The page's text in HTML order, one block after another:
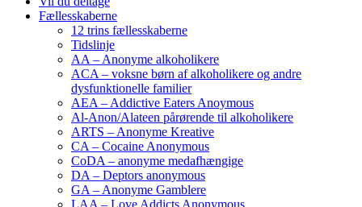
Fællesskaberne
12 trins fællesskaberne
Tidslinje
AA – Anonyme alkoholikere
ACA – voksne børn af alkoholikere og andre
dysfunktionelle familier
AEA – Addictive Eaters Anoymous
Al-Anon/Alateen pårørende til alkoholikere
ARTS – Anonyme Kreative
CA – Cocaine Anonymous
CoDA – anonyme medafhængige
DA – Deptors anonymous
GA – Anonyme Gamblere